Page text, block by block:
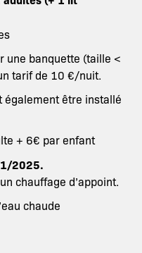
une banquette (taille <
tarif de 10 €/nuit.
également être installé
+ 6€ par enfant
2025.
chauffage d’appoint.
chaude